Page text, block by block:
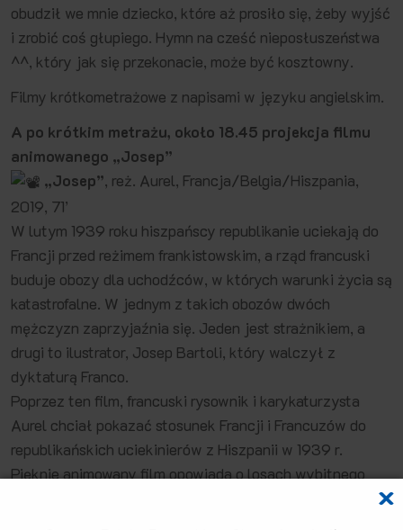
obudził we mnie dziecko, które aż prosiło się, żeby wyjść
i zrobić coś głupiego. Hymn na cześć nieposłuszeństwa
^^, który jak się przekonacie, może być kosztowny.
Filmy krótkometrażowe z napisami w języku angielskim.
A po krótkim metrażu, około 18.45 projekcja filmu
animowanego „Josep”
„Josep”, reż. Aurel, Francja/Belgia/Hiszpania,
2019, 71’
W lutym 1939 roku hiszpańscy republikanie uciekają do
Francji przed reżimem frankistowskim, a rząd francuski
buduje obozy dla uchodźców, w których warunki życia są
katastrofalne. W jednym z takich obozów dwóch
mężczyzn zaprzyjaźnia się. Jeden jest strażnikiem, a
drugi to ilustrator, Josep Bartoli, który walczył z
dyktaturą Franco.
Poprzez ten film, francuski rysownik i karykaturzysta
Aurel chciał pokazać stosunek Francji i Francuzów do
republikańskich uciekinierów z Hiszpanii w 1939 r.
Pięknie animowany film opowiada o losach wybitnego
hiszpańskiego grafika i malarza Josepa Bartoliego (1910-